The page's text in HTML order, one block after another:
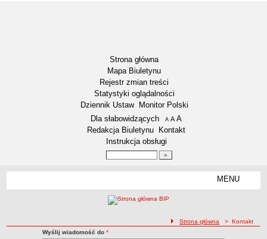
Strona główna
Mapa Biuletynu
Rejestr zmian treści
Statystyki oglądalności
Dziennik Ustaw
Monitor Polski
Menu dodatkowe
Dla słabowidzących A pomniejsz czcionkę
A standardowy rozmiar czcionki
A
Redakcja Biuletynu
Kontakt
Instrukcja obsługi
MENU
RODO – KLAUZULE INFORMACYJNE
Aktualności
ścieżka nawigacji
Strona główna > Kontakt
Kontakt z Redakcją BIPWyślij wiadomość do *